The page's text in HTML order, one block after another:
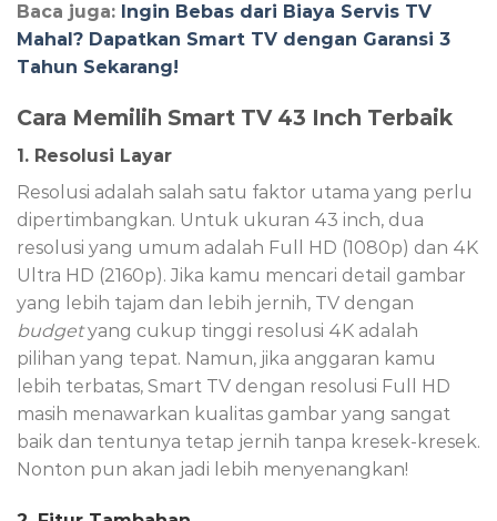
Baca juga: Ingin Bebas dari Biaya Servis TV
Mahal? Dapatkan Smart TV dengan Garansi 3
Tahun Sekarang!
Cara Memilih Smart TV 43 Inch Terbaik
1. Resolusi Layar
Resolusi adalah salah satu faktor utama yang perlu
dipertimbangkan. Untuk ukuran 43 inch, dua
resolusi yang umum adalah Full HD (1080p) dan 4K
Ultra HD (2160p). Jika kamu mencari detail gambar
yang lebih tajam dan lebih jernih, TV dengan
budgetyang cukup tinggi resolusi 4K adalah
pilihan yang tepat. Namun, jika anggaran kamu
lebih terbatas, Smart TV dengan resolusi Full HD
masih menawarkan kualitas gambar yang sangat
baik dan tentunya tetap jernih tanpa kresek-kresek.
Nonton pun akan jadi lebih menyenangkan!